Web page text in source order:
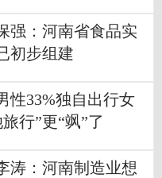
强：河南省食品实
初步组建
性33%独自出行女
行”更“飒”了
涛：河南制造业想